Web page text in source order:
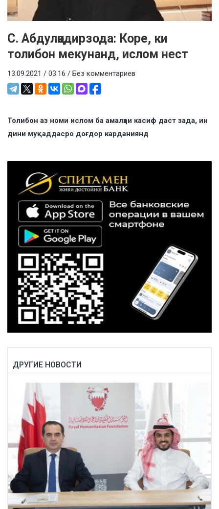
С. Абдулқодирзода: Коре, ки
толибон мекунанд, ислом нест
13.09.2021 / 03:16 / Без комментариев
Толибон аз номи ислом ба амалҳои касиф даст зада, ин
дини муқаддасро доғдор карданиянд
ДРУГИЕ НОВОСТИ